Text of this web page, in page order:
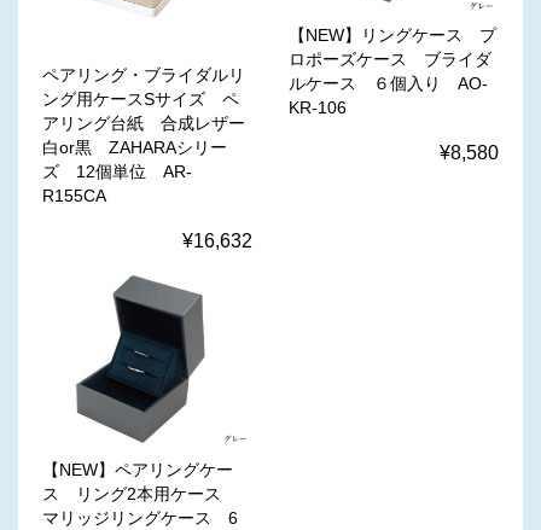
ペアリング・ブライダルリ
ング用ケースSサイズ ペ
アリング台紙 合成レザー
白or黒 ZAHARAシリー
ズ 12個単位 AR-
R155CA
¥16,632
【NEW】リングケース プ
ロポーズケース ブライダ
ルケース ６個入り AO-
KR-106
¥8,580
【NEW】ペアリングケー
ス リング2本用ケース
マリッジリングケース 6